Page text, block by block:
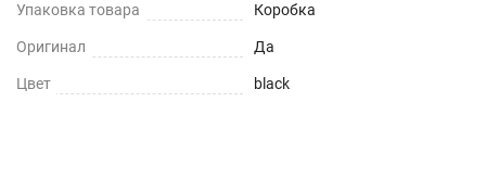
Упаковка товара Коробка
Оригинал Да
Цвет black